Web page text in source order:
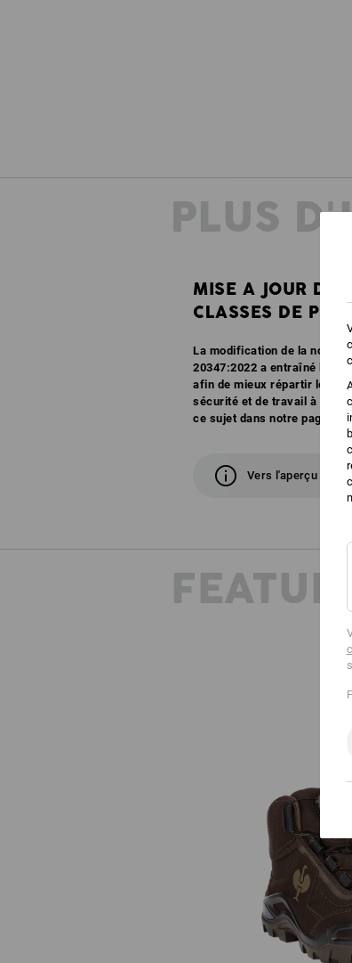
PLUS
MISE A JOUR DES
CLASSES DE
La modification de la norme
20347:2022 a entraîné la
afin de mieux répartir les
sécurité et de travail à
ce sujet dans notre page
Vers l'aperçu